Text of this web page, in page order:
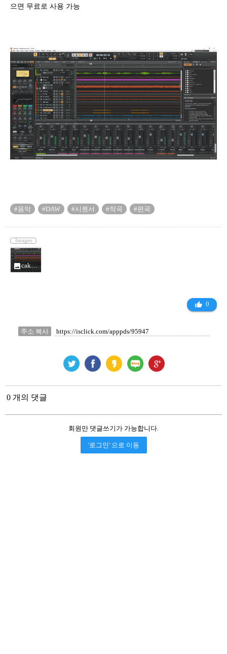
으면 무료로 사용 가능
#음악 #DAW #시퀀서 #작곡 #편곡
Images
photocakewalk by bandlab_14474685.png
thumb_up_alt 0
주소 복사
0 개의 댓글
회원만 댓글쓰기가 가능합니다.
'로그인' 으로 이동